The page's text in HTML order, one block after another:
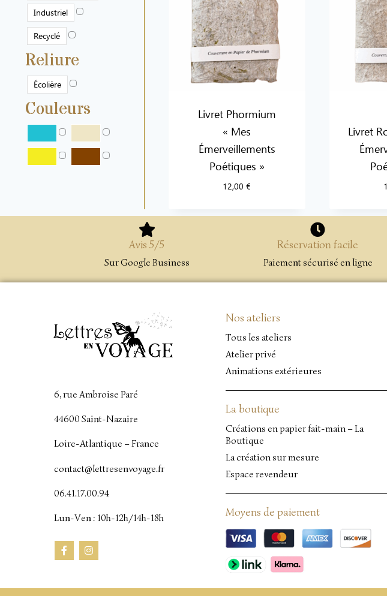
Industriel
Recyclé
Reliure
Écolière
Couleurs
Livret Phormium
« Mes
Émerveillements
Poétiques »
12,00€
Livret
Avis 5/5
Sur Google Business
Réservation facile
Paiement sécurisé en ligne
6, rue Ambroise Paré
44600 Saint-Nazaire
Loire-Atlantique – France
contact@lettresenvoyage.fr
06.41.17.00.94
Lun-Ven : 10h-12h/14h-18h
Nos ateliers
Tous les ateliers
Atelier privé
Animations extérieures
La boutique
Créations en papier fait-main – La
Boutique
La création sur mesure
Espace revendeur
Moyens de paiement